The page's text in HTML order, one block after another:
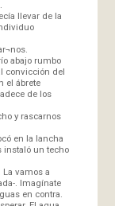
llevar de la
abajo rumbo
convicción del
el ábrete
de los
y rascarnos
en la lancha
instaló un techo
vamos a
. Imagínate
en contra.